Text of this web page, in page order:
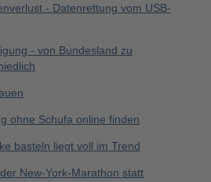
- Datenrettung vom USB-
- von Bundesland zu
ohne Schufa online finden
basteln liegt voll im Trend
New-York-Marathon statt